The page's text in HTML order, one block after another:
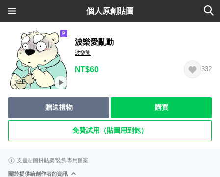
個人原創貼圖
波樂愛亂動
波樂熊
NT$60 332
贈送禮物 購買
免費試用（貼圖用到飽）
支援貼圖拼貼樂/裝飾專用圖案
關於提供給創作者的資訊